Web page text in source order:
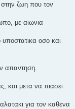
ζωη που τον
με αιωνια
οσο και
απαντηση.
και μετα να πιασει
για τον καθενα